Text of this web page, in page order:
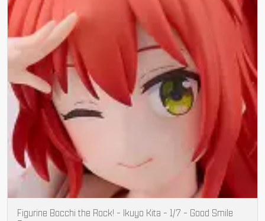
Figurine Bocchi the Rock! - Ikuyo Kita - 1/7 - Good Smile